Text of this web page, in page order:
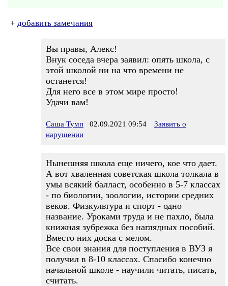
+ добавить замечания
Вы правы, Алекс!
Внук соседа вчера заявил: опять школа, с
этой школой ни на что времени не
останется!
Для него все в этом мире просто!
Удачи вам!
Саша Тумп 02.09.2021 09:54
Заявить о
нарушении
Нынешняя школа еще ничего, кое что дает.
А вот хваленная советская школа толкала в
умы всякий балласт, особенно в 5-7 классах
- по биологии, зоологии, истории средних
веков. Физкультура и спорт - одно
название. Уроками труда и не пахло, была
книжная зубрежка без наглядных пособий.
Вместо них доска с мелом.
Все свои знания для поступления в ВУЗ я
получил в 8-10 классах. Спасибо конечно
начальной школе - научили читать, писать,
считать.